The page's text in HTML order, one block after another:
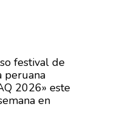
festival de
peruana
2026» este
en